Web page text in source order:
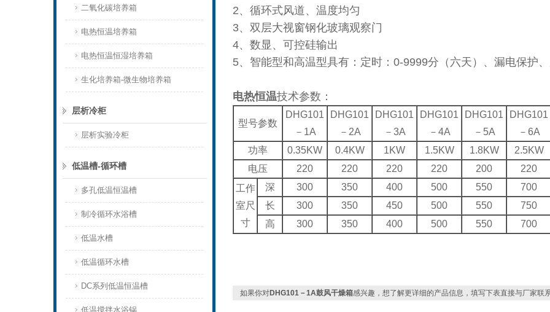
二氧化碳培养箱
电热恒温培养箱
电热恒温恒湿培养箱
生化培养箱-微生物培养箱
层析冷柜
层析实验冷柜
低温槽-循环槽
多孔低温恒温槽
制冷循环水浴槽
低温水槽
低温循环水槽
DC系列低温恒温槽
低温搅拌水浴锅
2、循环式风道、温度均匀
3、双层大视窗钢化玻璃观察门
4、数显、可控硅输出
5、智能型和高温型具有：定时：0-9999分（六天）、漏电保护
电热恒温技术参数：
型号参数
DHG101
－1A
DHG101
－2A
DHG101
－3A
DHG101
－4A
DHG101
－5A
DHG101
－6A
功率
0.35KW 0.4KW 1KW 1.5KW 1.8KW
2.5KW
电压
220 220 220 220 200
220
工作
室尺
寸
深 300 350 400 500 550
700
长
300 350 450 500 550
750
高
300 350 400 500 550 700
如果你对DHG101－1A鼓风干燥箱感兴趣，想了解更详细的产品信息，填写下表直接与厂家联